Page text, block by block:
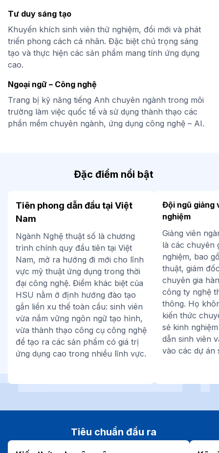
Tư duy sáng tạo
Khuyến khích sinh viên thử nghiệm, đổi mới và phát
triển phong cách cá nhân. Đặc biệt chú trọng sáng
tạo và thực hiện các sản phẩm mang tính ứng dụng
cao.
Ngoại ngữ – Công nghệ
Trang bị kỹ năng tiếng Anh chuyên ngành trong môi
trường làm việc quốc tế và sử dụng thành thạo các
phần mềm chuyên ngành, ứng dụng công nghệ – AI.
Đặc điểm nổi bật
Tiên phong dẫn đầu tại Việt
Nam
Ngành Nghệ thuật số là chương
trình chính quy đầu tiên tại Việt
Nam, mở ra hướng đi mới cho lĩnh
vực mỹ thuật ứng dụng trong thời
đại công nghệ. Điểm khác biệt của
HSU nằm ở định hướng đào tạo
gắn liền xu thế toàn cầu: sinh viên
vừa nắm vững ngôn ngữ tạo hình,
vừa thành thạo công cụ công nghệ
để tạo ra các sản phẩm có giá trị
ứng dụng cao trong nhiều lĩnh vực.
Đội ngũ giảng
nghiệm
Giảng viên
là các chuyên
nghiệm, bao
thuật, giám
chuyên gia
công ty nghệ
thông. Họ
kiến thức
sẻ kinh
dẫn sinh viên
vào các dự án
Tiêu chuẩn đầu ra